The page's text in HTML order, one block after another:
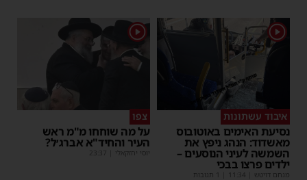
1
איבוד עשתונות
נסיעת האימים באוטובוס
מאשדוד: הנהג ניפץ את
השמשה לעיני הנוסעים –
ילדים פרצו בבכי
מנחם דויטש 11:34
1
צפו
על מה שוחחו מ"מ ראש
העיר והחיד"א אברג׳ל?
יוסי יחזקאלי 23:37